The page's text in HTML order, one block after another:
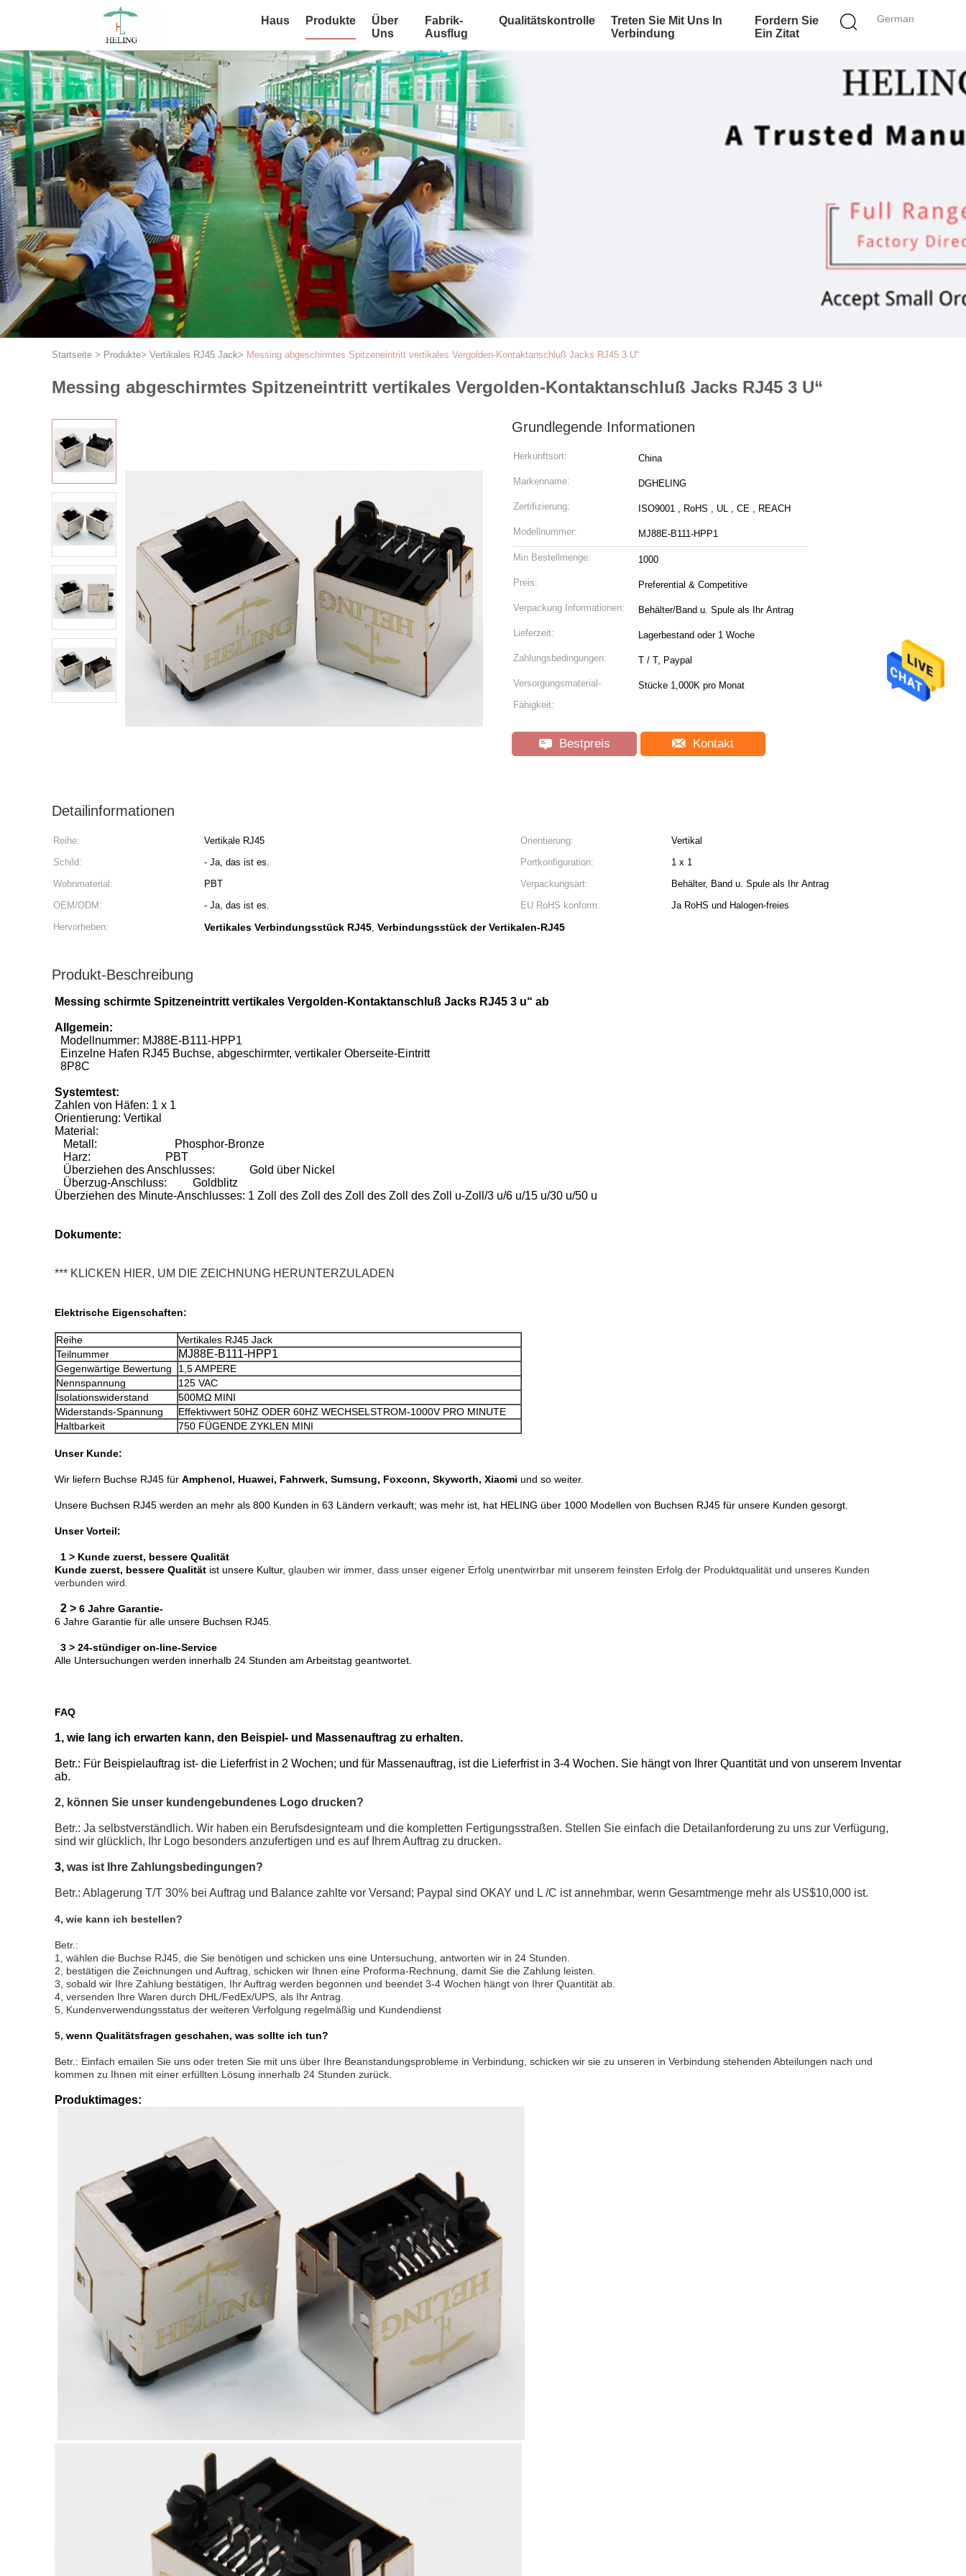
German
Haus Produkte
Über
Uns
Fabrik-
Ausflug
Qualitätskontrolle
Treten Sie Mit Uns In
Verbindung
Fordern Sie
Ein Zitat
Startseite > Produkte> Vertikales RJ45 Jack> Messing abgeschirmtes Spitzeneintritt vertikales Vergolden-Kontaktanschluß Jacks RJ45 3 U“
Messing abgeschirmtes Spitzeneintritt vertikales Vergolden-Kontaktanschluß Jacks RJ45 3 U“
Grundlegende Informationen
Herkunftsort: China
Markenname: DGHELING
Zertifizierung: ISO9001 , RoHS , UL , CE , REACH
Modellnummer: MJ88E-B111-HPP1
Min Bestellmenge: 1000
Preis: Preferential & Competitive
Verpackung Informationen: Behälter/Band u. Spule als Ihr Antrag
Lieferzeit: Lagerbestand oder 1 Woche
Zahlungsbedingungen: T / T, Paypal
Versorgungsmaterial-
Fähigkeit:
Stücke 1,000K pro Monat
Bestpreis Kontakt
Detailinformationen
Reihe: Vertikale RJ45 Orientierung:
Vertikal
Schild:
- Ja, das ist es. Portkonfiguration:
1 x 1
Wohnmaterial:
PBT Verpackungsart:
Behälter, Band u. Spule als Ihr Antrag
OEM/ODM:
- Ja, das ist es. EU RoHS konform:
Ja RoHS und Halogen-freies
Hervorheben:
Vertikales Verbindungsstück RJ45, Verbindungsstück der Vertikalen-RJ45
Produkt-Beschreibung
Messing schirmte Spitzeneintritt vertikales Vergolden-Kontaktanschluß Jacks RJ45 3 u“ ab
Allgemein:
Modellnummer: MJ88E-B111-HPP1
Einzelne Hafen RJ45 Buchse, abgeschirmter, vertikaler Oberseite-Eintritt
8P8C
Systemtest:
Zahlen von Häfen: 1 x 1
Orientierung: Vertikal
Material:
Metall: Phosphor-Bronze
Harz: PBT
Überziehen des Anschlusses: Gold über Nickel
Überzug-Anschluss: Goldblitz
Überziehen des Minute-Anschlusses: 1 Zoll des Zoll des Zoll des Zoll des Zoll u-Zoll/3 u/6 u/15 u/30 u/50 u
Dokumente:
*** KLICKEN HIER, UM DIE ZEICHNUNG HERUNTERZULADEN
Elektrische Eigenschaften:
Reihe
Vertikales RJ45 Jack
Teilnummer
MJ88E-B111-HPP1
Gegenwärtige Bewertung
1,5 AMPERE
Nennspannung
125 VAC
Isolationswiderstand
500MΩ MINI
Widerstands-Spannung
Effektivwert 50HZ ODER 60HZ WECHSELSTROM-1000V PRO MINUTE
Haltbarkeit
750 FÜGENDE ZYKLEN MINI
Unser Kunde:
Wir liefern Buchse RJ45 für Amphenol, Huawei, Fahrwerk, Sumsung, Foxconn, Skyworth, Xiaomi und so weiter.
Unsere Buchsen RJ45 werden an mehr als 800 Kunden in 63 Ländern verkauft; was mehr ist, hat HELING über 1000 Modellen von Buchsen RJ45 für unsere Kunden gesorgt.
Unser Vorteil:
1 > Kunde zuerst, bessere Qualität
Kunde zuerst, bessere Qualität ist unsere Kultur, glauben wir immer, dass unser eigener Erfolg unentwirrbar mit unserem feinsten Erfolg der Produktqualität und unseres Kunden
verbunden wird.
2 > 6 Jahre Garantie-
6 Jahre Garantie für alle unsere Buchsen RJ45.
3 > 24-stündiger on-line-Service
Alle Untersuchungen werden innerhalb 24 Stunden am Arbeitstag geantwortet.
FAQ
1, wie lang ich erwarten kann, den Beispiel- und Massenauftrag zu erhalten.
Betr.: Für Beispielauftrag ist- die Lieferfrist in 2 Wochen; und für Massenauftrag, ist die Lieferfrist in 3-4 Wochen. Sie hängt von Ihrer Quantität und von unserem Inventar
ab.
2, können Sie unser kundengebundenes Logo drucken?
Betr.: Ja selbstverständlich. Wir haben ein Berufsdesignteam und die kompletten Fertigungsstraßen. Stellen Sie einfach die Detailanforderung zu uns zur Verfügung,
sind wir glücklich, Ihr Logo besonders anzufertigen und es auf Ihrem Auftrag zu drucken.
3, was ist Ihre Zahlungsbedingungen?
Betr.: Ablagerung T/T 30% bei Auftrag und Balance zahlte vor Versand; Paypal sind OKAY und L /C ist annehmbar, wenn Gesamtmenge mehr als US$10,000 ist.
4, wie kann ich bestellen?
Betr.:
1, wählen die Buchse RJ45, die Sie benötigen und schicken uns eine Untersuchung, antworten wir in 24 Stunden.
2, bestätigen die Zeichnungen und Auftrag, schicken wir Ihnen eine Proforma-Rechnung, damit Sie die Zahlung leisten.
3, sobald wir Ihre Zahlung bestätigen, Ihr Auftrag werden begonnen und beendet 3-4 Wochen hängt von Ihrer Quantität ab.
4, versenden Ihre Waren durch DHL/FedEx/UPS, als Ihr Antrag.
5, Kundenverwendungsstatus der weiteren Verfolgung regelmäßig und Kundendienst
5, wenn Qualitätsfragen geschahen, was sollte ich tun?
Betr.: Einfach emailen Sie uns oder treten Sie mit uns über Ihre Beanstandungsprobleme in Verbindung, schicken wir sie zu unseren in Verbindung stehenden Abteilungen nach und
kommen zu Ihnen mit einer erfüllten Lösung innerhalb 24 Stunden zurück.
Produktimages: